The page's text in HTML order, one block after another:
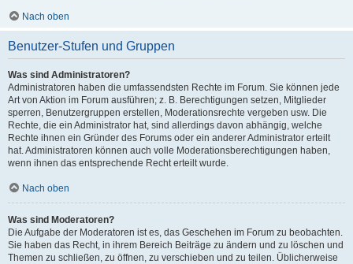
Nach oben
Benutzer-Stufen und Gruppen
Was sind Administratoren?
Administratoren haben die umfassendsten Rechte im Forum. Sie können jede
Art von Aktion im Forum ausführen; z. B. Berechtigungen setzen, Mitglieder
sperren, Benutzergruppen erstellen, Moderationsrechte vergeben usw. Die
Rechte, die ein Administrator hat, sind allerdings davon abhängig, welche
Rechte ihnen ein Gründer des Forums oder ein anderer Administrator erteilt
hat. Administratoren können auch volle Moderationsberechtigungen haben,
wenn ihnen das entsprechende Recht erteilt wurde.
Nach oben
Was sind Moderatoren?
Die Aufgabe der Moderatoren ist es, das Geschehen im Forum zu beobachten.
Sie haben das Recht, in ihrem Bereich Beiträge zu ändern und zu löschen und
Themen zu schließen, zu öffnen, zu verschieben und zu teilen. Üblicherweise